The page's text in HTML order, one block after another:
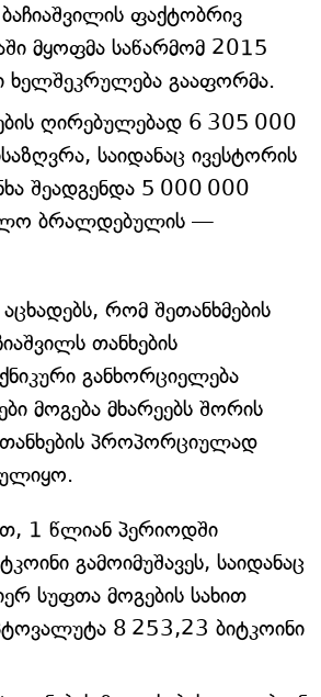
ფაქტობრივ
მყოფმა საწარმომ 2015
ხელშეკრულება გააფორმა.
ღირებულებად 6 305 000
საიდანაც ივესტორის
შეადგენდა 5 000 000
ბრალდებულის —
აცხადებს, რომ შეთანხმების
თანხების
განხორციელება
მოგება მხარეებს შორის
პროპორციულად
1 წლიან პერიოდში
გამოიმუშავეს, საიდანაც
სუფთა მოგების სახით
8 253,23 ბიტკოინი